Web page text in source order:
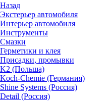
Назад
Экстерьер автомобиля
Интерьер автомобиля
Инструменты
Смазки
Герметики и клея
Присадки, промывки
K2 (Польша)
Koch-Chemie (Германия)
Shine Systems (Россия)
Detail (Россия)